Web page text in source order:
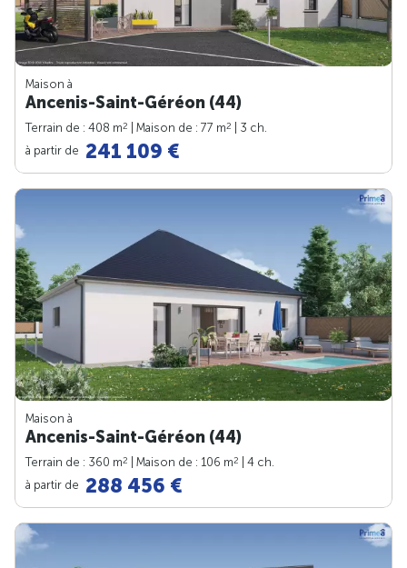
Maison à
Ancenis-Saint-Géréon (44)
Terrain de : 408 m2 | Maison de : 77 m2
| 3 ch.
à partir de 241 109 €
Maison à
Ancenis-Saint-Géréon (44)
Terrain de : 360 m2 | Maison de : 106 m2
| 4 ch.
à partir de 288 456 €